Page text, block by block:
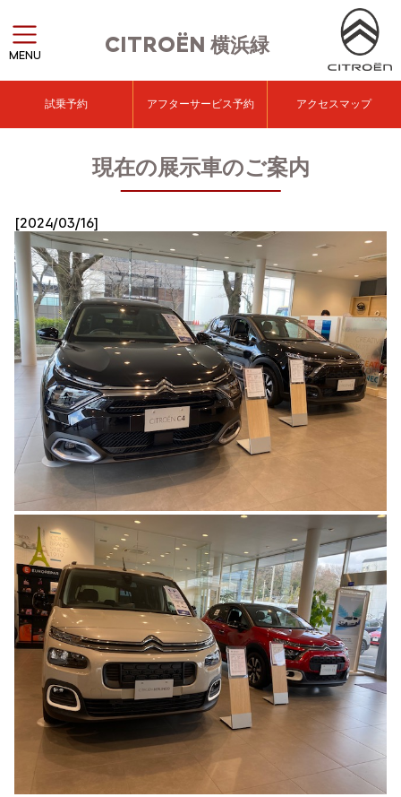
CITROËN 横浜緑
MENU
試乗予約 アフターサービス予約 アクセスマップ
現在の展示車のご案内
[2024/03/16]